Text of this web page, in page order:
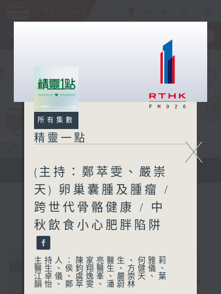
提供實用醫療健康資訊
精靈一點
X
所有集數
精靈一點
(主持：鄭萃雯、嚴崇
天) 卵巢囊腫及腫瘤 /
跨世代骨骼健康 / 中
秋飲食小心肥胖陷阱
主持人：陳家亮醫生、何雅莉
醫生、侯鈞翔醫生、方健儀、
江卓儀、虞逸峯、嚴崇天、葉
韻怡、鄭萃雯、潘蔚林